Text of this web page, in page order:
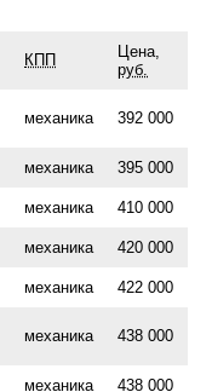
КПП
Цена,
руб.
механика 392 000
механика 395 000
механика 410 000
механика 420 000
механика 422 000
механика 438 000
механика 438 000